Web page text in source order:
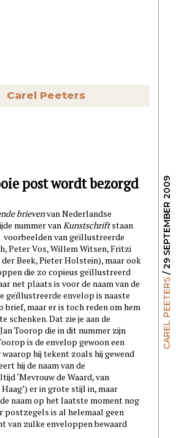
Carel Peeters
CAREL PEETERS
/ 29 SEPTEMBER 2009
post wordt bezorgd
brievenvan Nederlandse
nummer van Kunstschriftstaan
voorbeelden van geïllustreerde
Peter Vos, Willem Witsen, Fritzi
Beek, Pieter Holstein), maar ook
die zo copieus geïllustreerd
net plaats is voor de naam van de
geïllustreerde envelop is naaste
brief, maar er is toch reden om hem
schenken. Dat zie je aan de
Toorop die in dit nummer zijn
is de envelop gewoon een
hij tekent zoals hij gewend
hij de naam van de
‘Mevrouw de Waard, van
er in grote stijl in, maar
naam op het laatste moment nog
postzegels is al helemaal geen
van zulke enveloppen bewaard